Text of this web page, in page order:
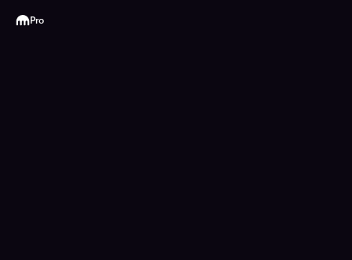
Kraken
Pro